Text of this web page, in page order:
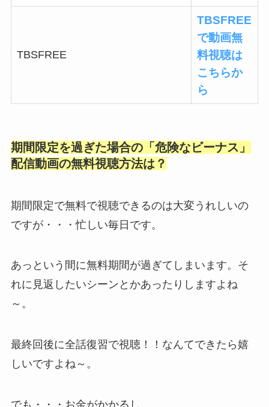
TBSFREE
TBSFREE
で動画無
料視聴は
こちらか
ら
期間限定を過ぎた場合の「危険なビーナス 」
配信動画の無料視聴方法は？
期間限定で無料で視聴できるのは大変うれしいの
ですが・・・忙しい毎日です。
あっという間に無料期間が過ぎてしまいます。そ
れに見返したいシーンとかあったりしますよね
～。
最終回後に全話復習で視聴！！なんてできたら嬉
しいですよね～。